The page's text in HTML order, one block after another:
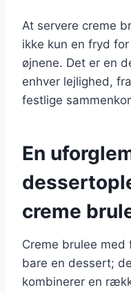
At servere creme
ikke kun en fryd
øjnene. Det er en
enhver lejlighed,
festlige
En
creme
Creme brulee
bare en dessert;
kombinerer en